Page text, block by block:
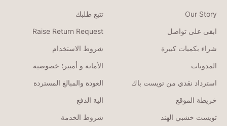
Our Story
ابقى على تواصل
شراء بكميات كبيرة
المدونات
استرداد نقدي من تويست باك
خريطة الموقع
تويست خشبي الهند
تتبع طلبك
Raise Return Request
شروط الاستخدام
الأمانة و أمبير؛ خصوصية
العودة والمبالغ المستردة
الية الدفع
شروط الخدمة